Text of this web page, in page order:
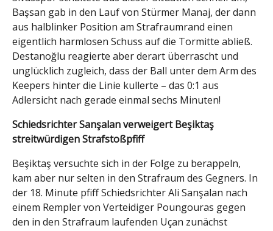
Başsan gab in den Lauf von Stürmer Manaj, der dann
aus halblinker Position am Strafraumrand einen
eigentlich harmlosen Schuss auf die Tormitte abließ.
Destanoğlu reagierte aber derart überrascht und
unglücklich zugleich, dass der Ball unter dem Arm des
Keepers hinter die Linie kullerte – das 0:1 aus
Adlersicht nach gerade einmal sechs Minuten!
Schiedsrichter Sanşalan verweigert Beşiktaş
streitwürdigen Strafstoßpfiff
Beşiktaş versuchte sich in der Folge zu berappeln,
kam aber nur selten in den Strafraum des Gegners. In
der 18. Minute pfiff Schiedsrichter Ali Sanşalan nach
einem Rempler von Verteidiger Poungouras gegen
den in den Strafraum laufenden Uçan zunächst